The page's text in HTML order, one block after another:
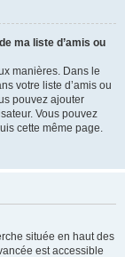
ma liste d’amis ou
manières. Dans le
votre liste d’amis ou
pouvez ajouter
Vous pouvez
cette même page.
située en haut des
est accessible